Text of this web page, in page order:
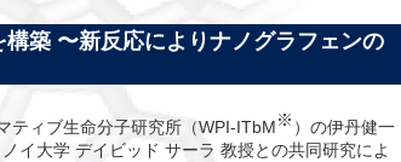
築 〜新反応によりナノグラフェンの
ティブ生命分子研究所（WPI-ITbM ※ ）の伊丹健一
イ大学 デイビッド サーラ 教授との共同研究によ